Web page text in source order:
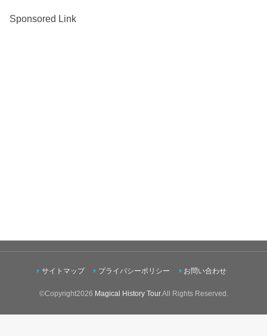
Sponsored Link
サイトマップ プライバシーポリシー お問い合わせ
©Copyright2026 Magical History Tour.All Rights Reserved.